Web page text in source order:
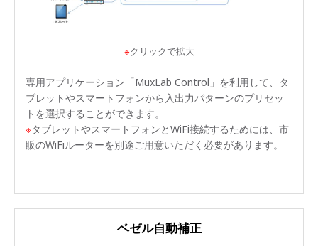
※クリックで拡大
専用アプリケーション「MuxLab Control」を利用して、タ
ブレットやスマートフォンから入出力パターンのプリセッ
トを選択することができます。
※タブレットやスマートフォンとWiFi接続するためには、市
販のWiFiルーターを別途ご用意いただく必要があります。
ベゼル自動補正